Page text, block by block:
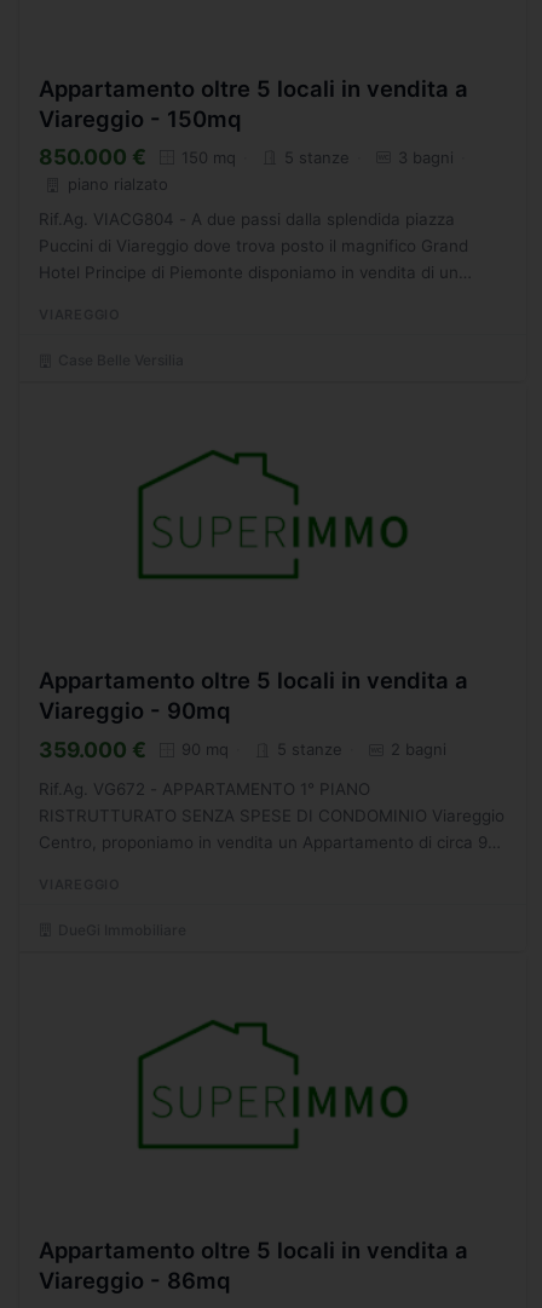
Appartamento oltre 5 locali in vendita a
Viareggio - 150mq
850.000 € 150 mq 5 stanze
3 bagni
piano rialzato
Rif.Ag. VIACG804 - A due passi dalla splendida piazza
Puccini di Viareggio dove trova posto il magnifico Grand
Hotel Principe di Piemonte disponiamo in vendita di un
Appartamento oltre 5 locali in vendita a
Viareggio - 90mq
359.000 € 90 mq 5 stanze 2 bagni
Rif.Ag. VG672 - APPARTAMENTO 1° PIANO
RISTRUTTURATO SENZA SPESE DI CONDOMINIO Viareggio
Centro, proponiamo in vendita un Appartamento di circa 90
Appartamento oltre 5 locali in vendita a
Viareggio - 86mq